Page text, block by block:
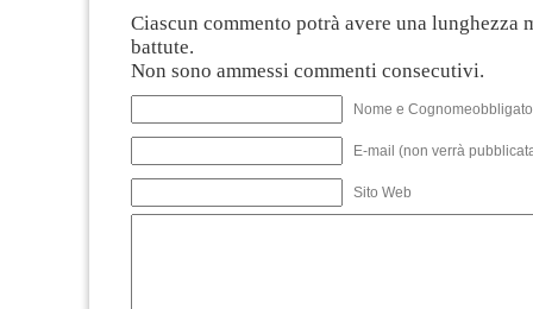
Ciascun commento potrà avere una lunghezza
battute.
Non sono ammessi commenti consecutivi.
Nome e
E-mail (non verrà
Sito Web